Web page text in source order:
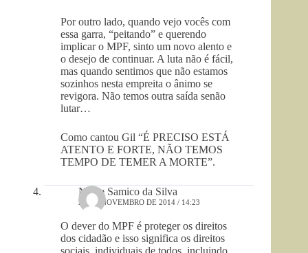
Por outro lado, quando vejo vocês com
essa garra, “peitando” e querendo
implicar o MPF, sinto um novo alento e
o desejo de continuar. A luta não é fácil,
mas quando sentimos que não estamos
sozinhos nesta empreita o ânimo se
revigora. Não temos outra saída senão
lutar…
Como cantou Gil “É PRECISO ESTÁ
ATENTO E FORTE, NÃO TEMOS
TEMPO DE TEMER A MORTE”.
Neide Samico da Silva
23 DE NOVEMBRO DE 2014 / 14:23
O dever do MPF é proteger os direitos
dos cidadão e isso significa os direitos